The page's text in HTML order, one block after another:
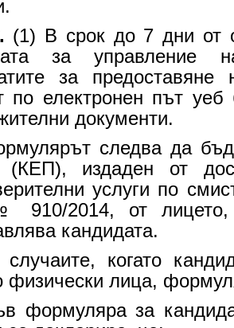
(1) В срок до 7 дни от
за управление
за
по електронен път
документи.
следва да
(КЕП), издаден от
услуги по
2014, от лицето,
кандидата.
когато
физически лица,
формуляра за